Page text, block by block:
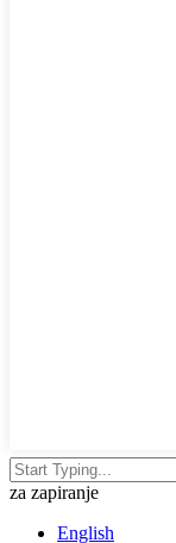
za zapiranje
English